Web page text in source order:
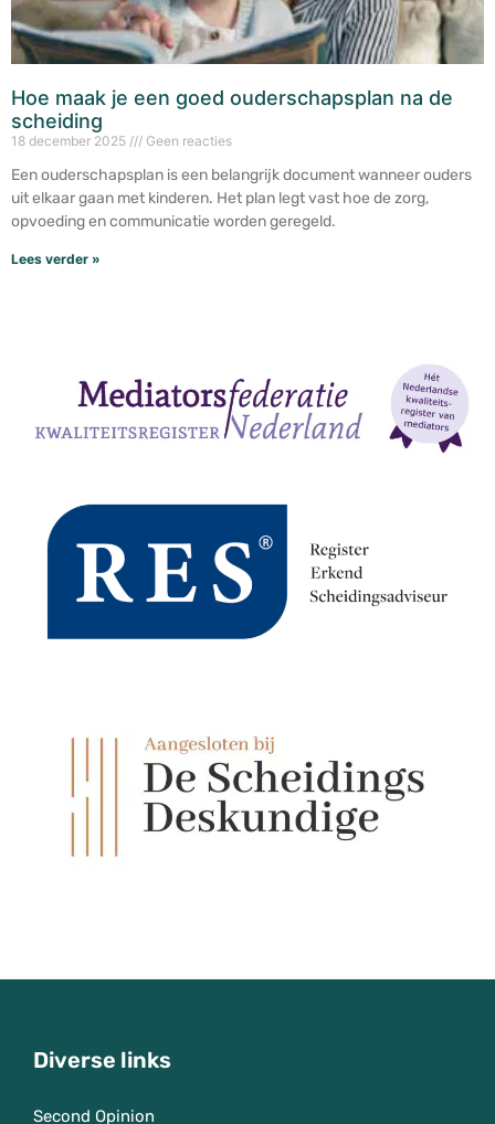
Hoe maak je een goed ouderschapsplan na de
scheiding
18 december 2025 Geen reacties
Een ouderschapsplan is een belangrijk document wanneer ouders
uit elkaar gaan met kinderen. Het plan legt vast hoe de zorg,
opvoeding en communicatie worden geregeld.
Lees verder »
Diverse links
Second Opinion